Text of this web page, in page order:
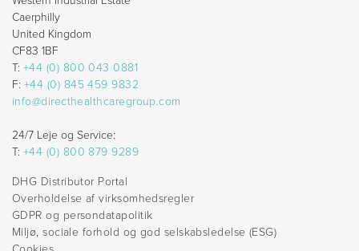
Caerphilly
United Kingdom
CF83 1BF
T: +44 (0) 800 043 0881
F: +44 (0) 845 459 9832
info@directhealthcaregroup.com
24/7 Leje og Service:
T: +44 (0) 800 879 9289
DHG Distributor Portal
Overholdelse af virksomhedsregler
GDPR og persondatapolitik
Miljø, sociale forhold og god selskabsledelse (ESG)